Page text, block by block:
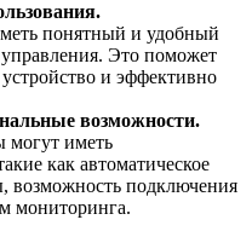
понятный и удобный
Это поможет
и эффективно
возможности.
могут иметь
как автоматическое
возможность подключения
мониторинга.